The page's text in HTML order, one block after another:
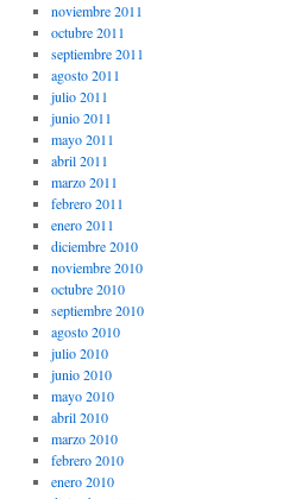
noviembre 2011
octubre 2011
septiembre 2011
agosto 2011
julio 2011
junio 2011
mayo 2011
abril 2011
marzo 2011
febrero 2011
enero 2011
diciembre 2010
noviembre 2010
octubre 2010
septiembre 2010
agosto 2010
julio 2010
junio 2010
mayo 2010
abril 2010
marzo 2010
febrero 2010
enero 2010